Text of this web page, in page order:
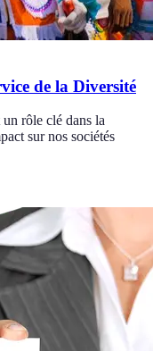
de la Diversité
rôle clé dans la
sur nos sociétés